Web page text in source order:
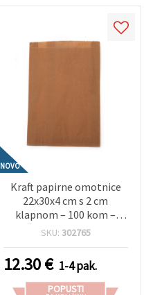
NOVO
Kraft papirne omotnice
22x30x4 cm s 2 cm
klapnom – 100 kom –
Čvrsto i prirodno
hobi i kreativne projekte
SKU: 302765
12.30€ 1-4 pak.
POPUSTI